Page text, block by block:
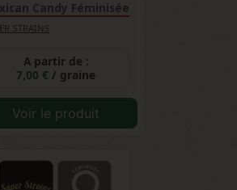
Candy Féminisée
STRAINS
A partir de :
7,00 € / graine
Voir le produit